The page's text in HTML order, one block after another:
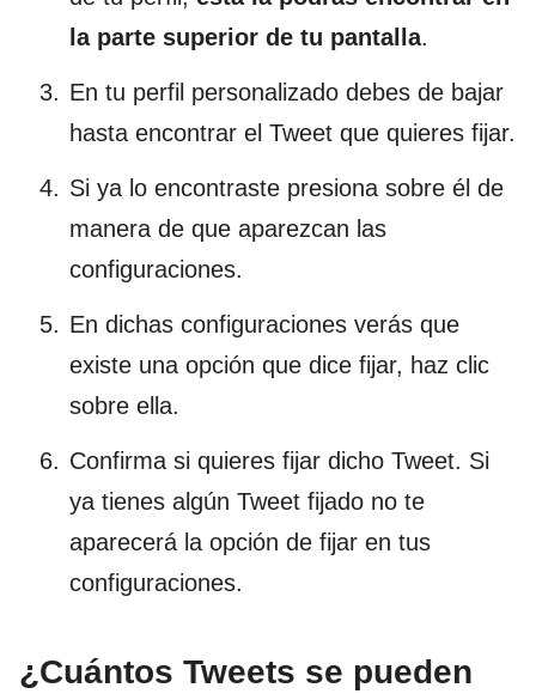
la parte superior de tu pantalla.
En tu perfil personalizado debes de bajar
hasta encontrar el Tweet que quieres fijar.
Si ya lo encontraste presiona sobre él de
manera de que aparezcan las
configuraciones.
En dichas configuraciones verás que
existe una opción que dice fijar, haz clic
sobre ella.
Confirma si quieres fijar dicho Tweet. Si
ya tienes algún Tweet fijado no te
aparecerá la opción de fijar en tus
configuraciones.
¿Cuántos Tweets se pueden